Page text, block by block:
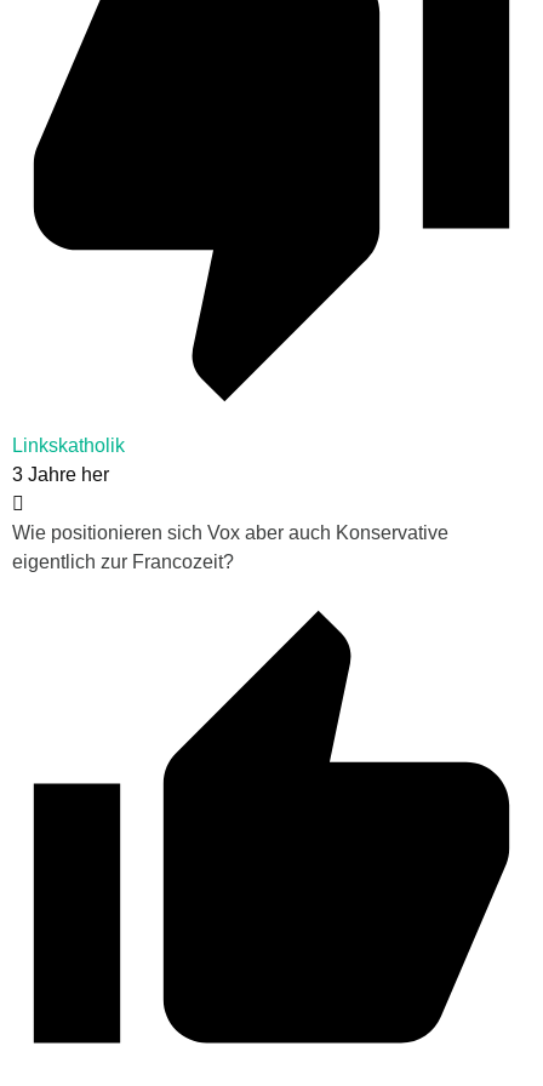
Linkskatholik
3 Jahre her
Wie positionieren sich Vox aber auch Konservative
eigentlich zur Francozeit?